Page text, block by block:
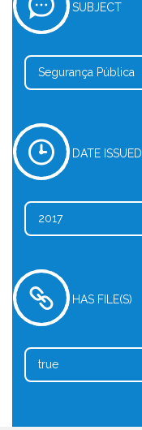
SUBJECT
Segurança Pública
DATE ISSUED
2017
HAS FILE(S)
true